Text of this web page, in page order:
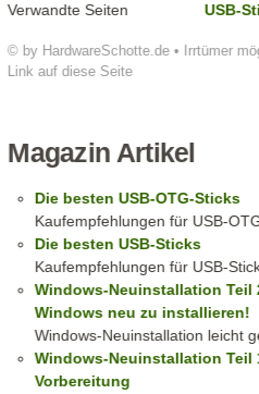
© by HardwareSchotte.de • Irrtümer
Link auf diese Seite
Verwandte Seiten USB-
Magazin Artikel
Die besten USB-OTG-Sticks
Kaufempfehlungen für USB-
Die besten USB-Sticks
Kaufempfehlungen für USB-
Windows-Neuinstallation Teil
Windows neu zu installieren!
Windows-Neuinstallation leicht
Windows-Neuinstallation Teil
Vorbereitung